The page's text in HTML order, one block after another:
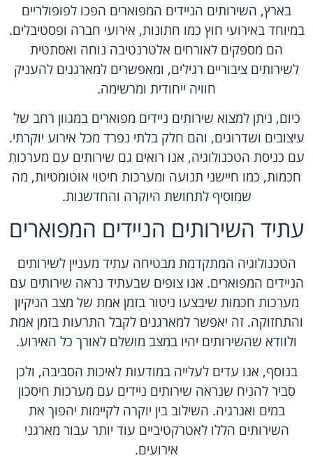
בארץ, השירותים הניידים המפוארים הפכו לפופולריים
במיוחד באירועי חוץ כמו חתונות, אירועי חברה ופסטיבלים.
הם מספקים לאורחים אלטרנטיבה נוחה ואסתטית
לשירותים ציבוריים רגילים, ומאפשרים למארגנים להעניק
חוויה ייחודית ומרשימה.
כיום, ניתן למצוא שירותים ניידים מפוארים במגוון רחב של
עיצובים ושדרוגים, והם חלק בלתי נפרד מכל אירוע יוקרתי.
עם כניסת הטכנולוגיה, אנו רואים גם שירותים עם מערכות
חכמות, כמו חיישני תנועה ומערכות חיטוי אוטומטיות, מה
שמוסיף לתחושת היוקרה והחדשנות.
עתיד השירותים הניידים המפוארים
הטכנולוגיה המתקדמת מבטיחה עתיד מעניין לשירותים
הניידים המפוארים. אנו צופים שבעתיד נראה שירותים עם
מערכות חכמות שיבצעו ניטור בזמן אמת של מצב הניקיון
והתחזוקה. זה יאפשר למארגנים לקבל התרעות בזמן אמת
ולוודא שהשירותים יהיו במצב מושלם לאורך כל האירוע.
בנוסף, אנו עדים לעלייה במודעות לאיכות הסביבה, ולכן
סביר להניח שנראה שירותים ניידים עם מערכות חיסכון
במים ואנרגיה. השילוב בין יוקרה לקיימות יהפוך את
השירותים הללו לאטרקטיביים עוד יותר עבור מארגני
אירועים.